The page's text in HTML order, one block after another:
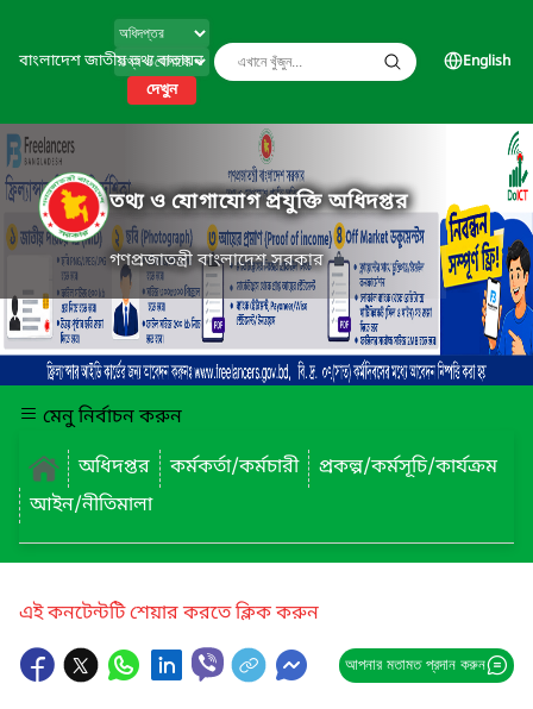
বাংলাদেশ জাতীয় তথ্য বাতায়ন
দেখুন
English
তথ্য ও যোগাযোগ প্রযুক্তি অধিদপ্তর
গণপ্রজাতন্ত্রী বাংলাদেশ সরকার
মেনু নির্বাচন করুন
অধিদপ্তর
কর্মকর্তা/কর্মচারী
প্রকল্প/কর্মসূচি/কার্যক্রম
আইন/নীতিমালা
এই কনটেন্টটি শেয়ার করতে ক্লিক করুন
আপনার মতামত প্রদান করুন